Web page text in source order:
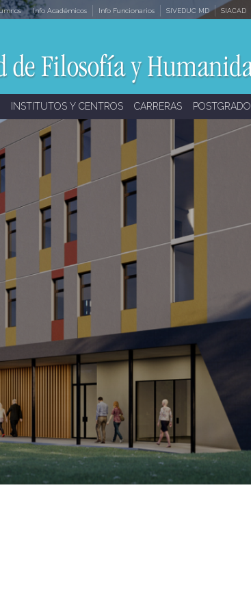
Info Académicos Info Funcionarios SIVEDUC MD SIACAD
INSTITUTOS Y CENTROS CARRERAS POSTGRADO